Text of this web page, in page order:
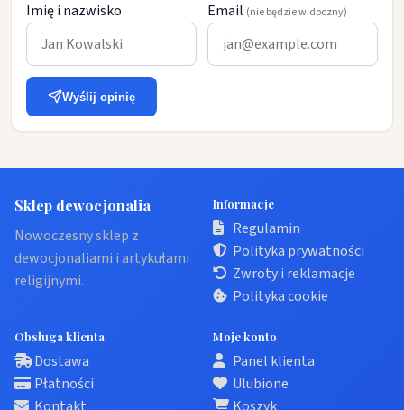
Imię i nazwisko Email (nie będzie widoczny)
Wyślij opinię
Sklep dewocjonalia
Nowoczesny sklep z
dewocjonaliami i artykułami
religijnymi.
Informacje
Regulamin
Polityka prywatności
Zwroty i reklamacje
Polityka cookie
Obsługa klienta
Dostawa
Płatności
Moje konto
Panel klienta
Ulubione